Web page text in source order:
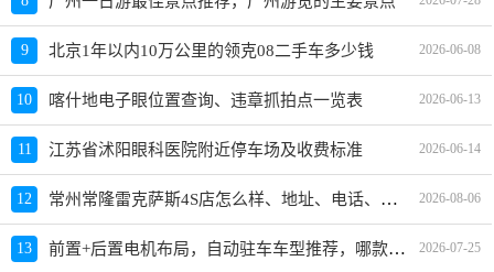
9 北京1年以内10万公里的领克08二手车多少钱 2026-06-08
10 喀什地电子眼位置查询、违章抓拍点一览表 2026-06-13
11 江苏省沭阳眼科医院附近停车场及收费标准 2026-06-14
12 常州常隆雷克萨斯4S店怎么样、地址、电话、上班时间查询 2026-08-06
13 前置+后置电机布局，自动驻车车型推荐，哪款车好及价格 2026-07-25